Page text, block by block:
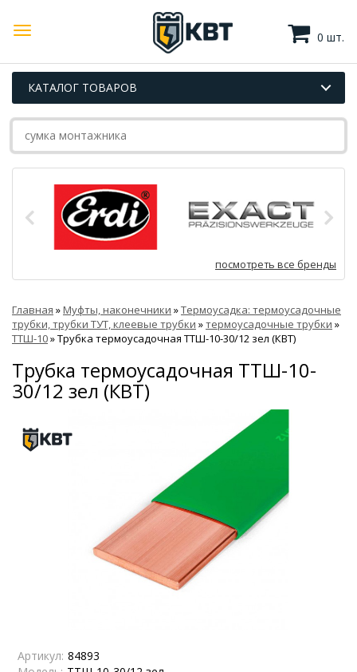
0 шт.
КАТАЛОГ ТОВАРОВ
посмотреть все бренды
Главная »Муфты, наконечники »Термоусадка: термоусадочные
трубки, трубки ТУТ, клеевые трубки »термоусадочные трубки »
ТТШ-10»Трубка термоусадочная ТТШ-10-30/12 зел (КВТ)
Трубка термоусадочная ТТШ-10-
30/12 зел (КВТ)
Артикул: 84893